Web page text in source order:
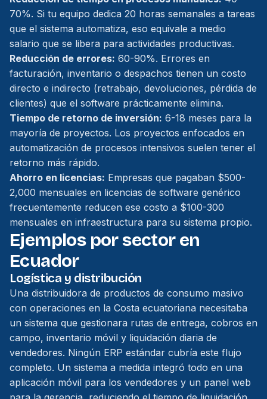
70%. Si tu equipo dedica 20 horas semanales a tareas
que el sistema automatiza, eso equivale a medio
salario que se libera para actividades productivas.
Reducción de errores: 60-90%. Errores en
facturación, inventario o despachos tienen un costo
directo e indirecto (retrabajo, devoluciones, pérdida de
clientes) que el software prácticamente elimina.
Tiempo de retorno de inversión: 6-18 meses para la
mayoría de proyectos. Los proyectos enfocados en
automatización de procesos intensivos suelen tener el
retorno más rápido.
Ahorro en licencias: Empresas que pagaban $500-
2,000 mensuales en licencias de software genérico
frecuentemente reducen ese costo a $100-300
mensuales en infraestructura para su sistema propio.
Ejemplos por sector en
Ecuador
Logística y distribución
Una distribuidora de productos de consumo masivo
con operaciones en la Costa ecuatoriana necesitaba
un sistema que gestionara rutas de entrega, cobros en
campo, inventario móvil y liquidación diaria de
vendedores. Ningún ERP estándar cubría este flujo
completo. Un sistema a medida integró todo en una
aplicación móvil para los vendedores y un panel web